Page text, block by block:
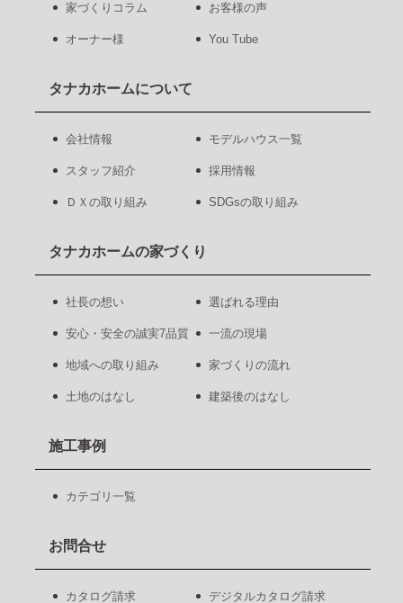
家づくりコラム お客様の声
オーナー様 You Tube
タナカホームについて
会社情報 モデルハウス一覧
スタッフ紹介 採用情報
ＤＸの取り組み SDGsの取り組み
タナカホームの家づくり
社長の想い 選ばれる理由
安心・安全の誠実7品質 一流の現場
地域への取り組み 家づくりの流れ
土地のはなし 建築後のはなし
施工事例
カテゴリ一覧
お問合せ
カタログ請求 デジタルカタログ請求